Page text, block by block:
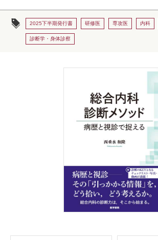
2025下半期発行書 研修医 専攻医 内科
診断学・身体診察